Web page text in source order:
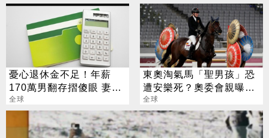
憂心退休金不足！年薪
170萬男翻存摺傻眼 妻子
1句話他沉默
全球
東奧淘氣馬「聖男孩」恐
遭安樂死？奧委會親曝下
場
全球